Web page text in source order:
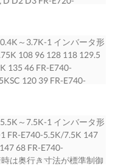
端子仕様品は約
き寸法が約27.6mm大き
は約21.6㎜大きくなりま
子仕様品）、FR-A7NC E
ストップ対応品）装着
-Ｃ２１００２-２１４Ａ
～3.7K-1 インバータ形
108 96 128 118 129.5
135 46 FR-E740-
120 39 FR-E740-
ション装着時は奥行き寸
FR-E840-2.2K/3.7K 140
プ対応品は約21.6㎜大き
準制御端子仕様品）、
時は奥行き寸法が約
～7.5K-1 インバータ形
FR-E740-5.5K/7.5K 147
68 FR-E740-
は奥行き寸法が標準制御